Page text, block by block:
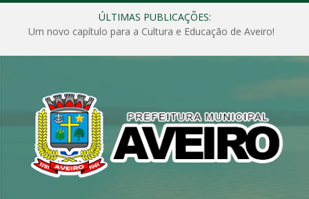
ÚLTIMAS PUBLICAÇÕES:
Um novo capítulo para a Cultura e Educação de Aveiro!